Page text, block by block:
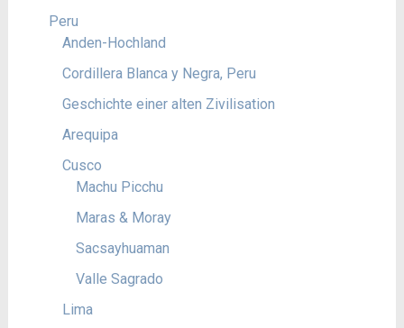
Peru
Anden-Hochland
Cordillera Blanca y Negra, Peru
Geschichte einer alten Zivilisation
Arequipa
Cusco
Machu Picchu
Maras & Moray
Sacsayhuaman
Valle Sagrado
Lima